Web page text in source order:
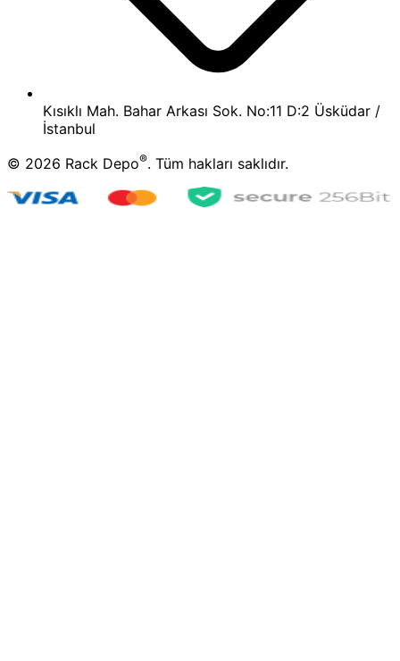
Kısıklı Mah. Bahar Arkası Sok. No:11 D:2 Üsküdar /
İstanbul
© 2026 Rack Depo®. Tüm hakları saklıdır.